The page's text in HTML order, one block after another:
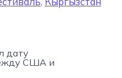
дату
США и